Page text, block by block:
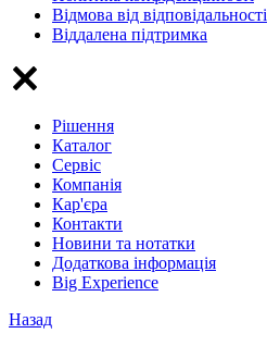
Відмова від відповідальності
Віддалена підтримка
Рішення
Каталог
Сервіс
Компанія
Кар'єра
Контакти
Новини та нотатки
Додаткова інформація
Big Experience
Назад